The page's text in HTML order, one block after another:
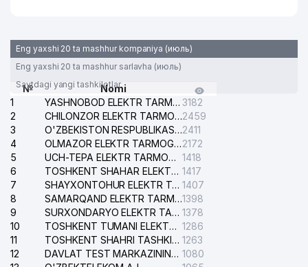
27
TARIX INSTITUTI O'ZBEKISTON
RESPUBLIKASI FANLAR AKADEMIYASI
28 UKRAINA ELChINONASI
O'ZBEKISTON TASHQI ISHLAR
VAZIRLIGI
ORIENTAL UNIVERSITETI
GABUROV EVGENIY MIHAYLOVICH
YAKKA TARTIBDAGI TADBIRKOR
ELIUS MChJ
IPAK YO'LI AITB MIRZO-ULUG'BEK
FILIALI AITB
Eng yaxshi 20 ta mashhur kompaniya (июль)
Eng yaxshi 20 ta mashhur sarlavha (июль)
Saytdagi yangi tashkilotlar
№
Nomi
1
YASHNOBOD ELEKTR TARMOG'I NOSOZLIKLARI XIZMATI 3182
2
CHILONZOR ELEKTR TARMOG'I NOSOZLIK XIZMATI2459
3
O'ZBEKISTON RESPUBLIKASI BOSH PROKURATURASI ISHONCH TELEFONI2411
4
OLMAZOR ELEKTR TARMOG'I NOSOZLIKLARI XIZMATI2172
5
UCH-TEPA ELEKTR TARMOG'I NOSOZLIKLARI XIZMATI 1418
6
TOSHKENT SHAHAR ELEKTR TARMOQLARI KORXONASI AJ 1417
7
SHAYXONTOHUR ELEKTR TARMOG'I NOSOZLIKLARINI TUZATISH XIZMATI 1407
8
SAMARQAND ELEKTR TARMOQLARI AJ1398
9
SURXONDARYO ELEKTR TARMOQLARI AJ 1378
10
TOSHKENT TUMANI ELEKTR TARMOG'I AVARIYA XIZMATI 1286
11
TOSHKENT SHAHRI TASHKILOT TELEFONLARI HAQIDA MA'LUMOT BYUROSI 1263
12
DAVLAT TEST MARKAZINING ISHONCH TELEFONLARI 1080